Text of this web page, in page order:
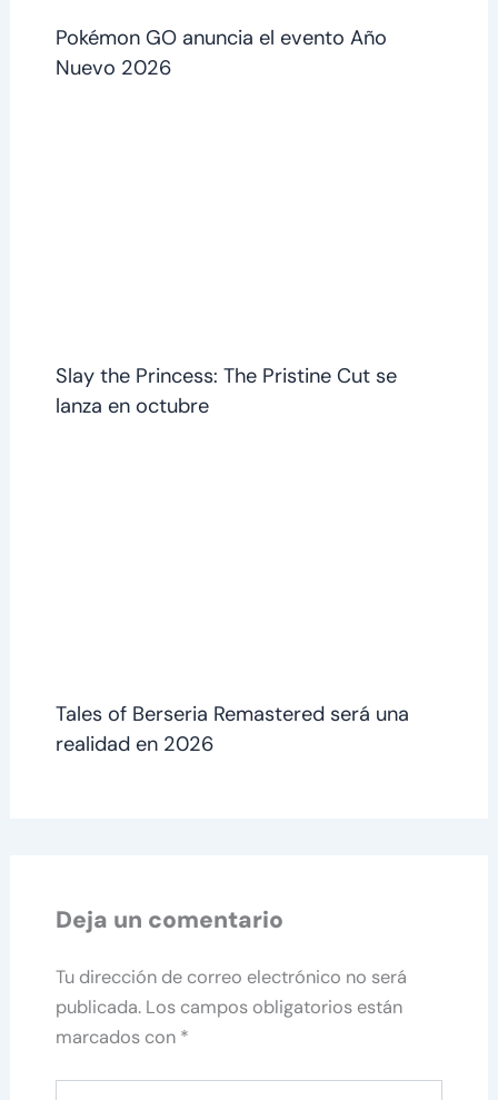
Pokémon GO anuncia el evento Año
Nuevo 2026
Slay the Princess: The Pristine Cut se
lanza en octubre
Tales of Berseria Remastered será una
realidad en 2026
Deja un comentario
Tu dirección de correo electrónico no será
publicada. Los campos obligatorios están
marcados con *